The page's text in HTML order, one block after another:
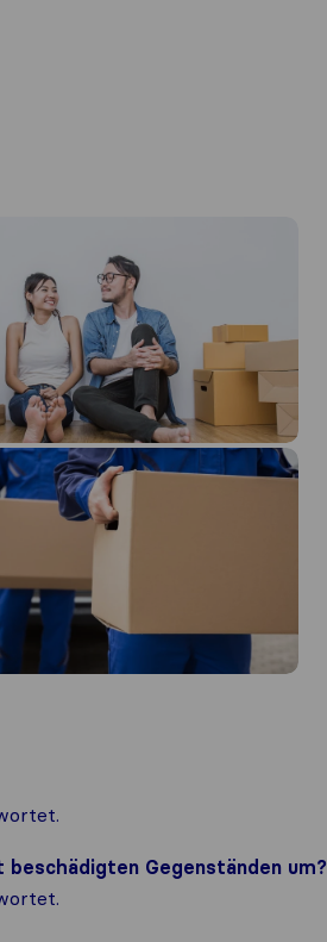
Gegenständen um?